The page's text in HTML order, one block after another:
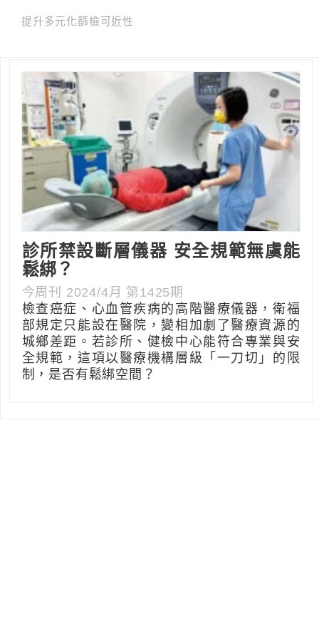
提升多元化篩檢可近性
診所禁設斷層儀器 安全規範無虞能
鬆綁？
今周刊 2024/4月 第1425期
檢查癌症、心血管疾病的高階醫療儀器，衛福
部規定只能設在醫院，變相加劇了醫療資源的
城鄉差距。若診所、健檢中心能符合專業與安
全規範，這項以醫療機構層級「一刀切」的限
制，是否有鬆綁空間？